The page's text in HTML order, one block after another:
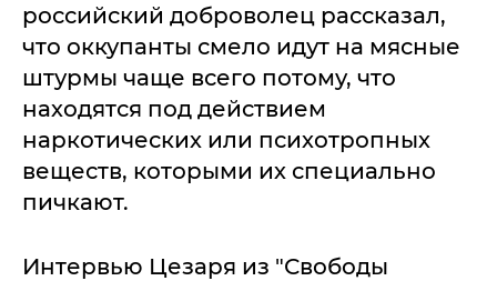
российский доброволец рассказал,
что оккупанты смело идут на мясные
штурмы чаще всего потому, что
находятся под действием
наркотических или психотропных
веществ, которыми их специально
пичкают.
Интервью Цезаря из "Свободы